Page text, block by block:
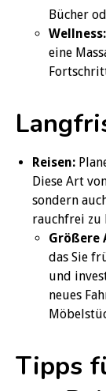
Bücher
Wellness:
eine
Reisen:
Diese Art
sondern
rauchfrei zu
Größere
das Sie
und
neues
Tipps